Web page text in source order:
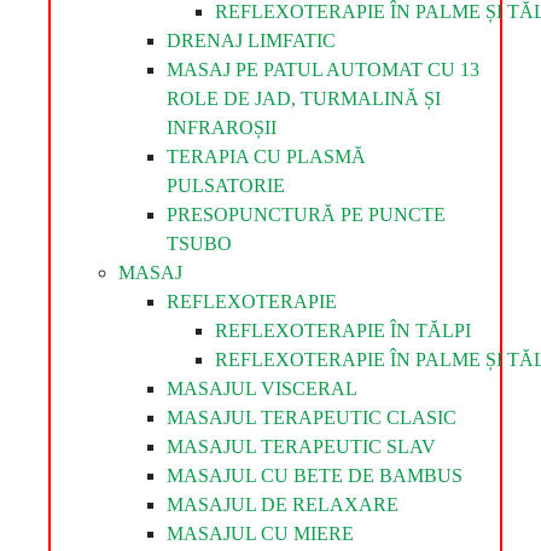
REFLEXOTERAPIE ÎN PALME ȘI
DRENAJ LIMFATIC
MASAJ PE PATUL AUTOMAT CU 13
ROLE DE JAD, TURMALINĂ ȘI
INFRAROȘII
TERAPIA CU PLASMĂ
PULSATORIE
PRESOPUNCTURĂ PE PUNCTE
TSUBO
MASAJ
REFLEXOTERAPIE
REFLEXOTERAPIE ÎN TĂLPI
REFLEXOTERAPIE ÎN PALME ȘI
MASAJUL VISCERAL
MASAJUL TERAPEUTIC CLASIC
MASAJUL TERAPEUTIC SLAV
MASAJUL CU BETE DE BAMBUS
MASAJUL DE RELAXARE
MASAJUL CU MIERE